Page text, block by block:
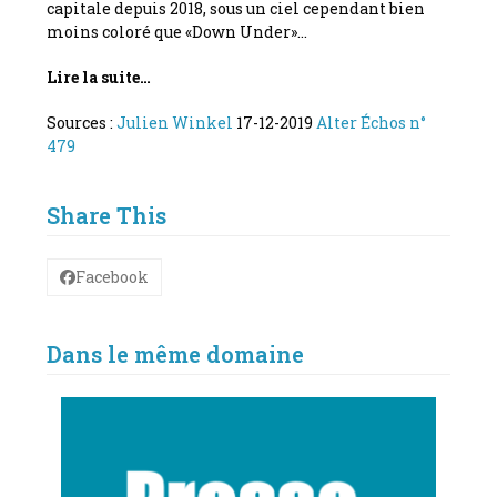
capitale depuis 2018, sous un ciel cependant bien
moins coloré que «Down Under»…
Lire la suite…
Sources :Julien Winkel 17-12-2019Alter Échos n°
479
Share This
Facebook
Dans le même domaine